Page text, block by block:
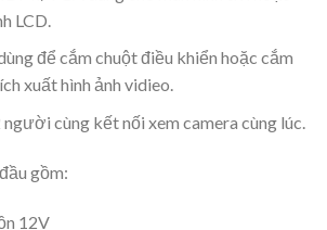
LCD.
để cắm chuột điều khiển hoặc cắm
xuất hình ảnh vidieo.
cùng kết nối xem camera cùng lúc.
gồm:
12V